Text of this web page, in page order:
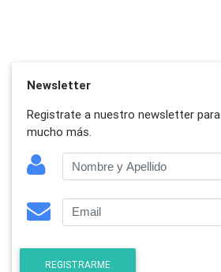
Newsletter
Registrate a nuestro newsletter
mucho más.
REGISTRARME